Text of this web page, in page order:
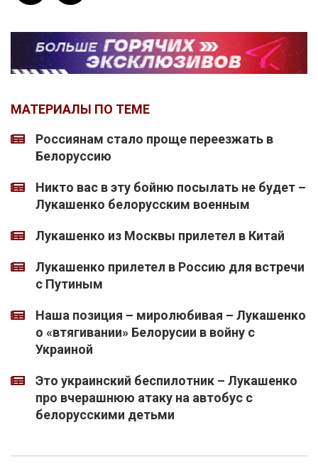
МАТЕРИАЛЫ ПО ТЕМЕ
Россиянам стало проще переезжать в
Белоруссию
Никто вас в эту бойню посылать не будет –
Лукашенко белорусским военным
Лукашенко из Москвы прилетел в Китай
Лукашенко прилетел в Россию для встречи
с Путиным
Наша позиция – миролюбивая – Лукашенко
о «втягивании» Белорусии в войну с
Украиной
Это украинский беспилотник – Лукашенко
про вчерашнюю атаку на автобус с
белорусскими детьми